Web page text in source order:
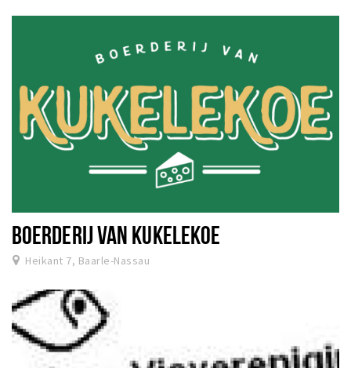
BOERDERIJ VAN KUKELEKOE
Heikant 7, Baarle-Nassau